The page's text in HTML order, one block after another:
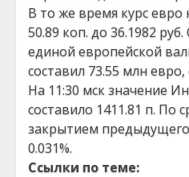
В то же время курс евро
50.89 коп. до 36.1982
единой европейской
составил 73.55 млн
На 11:30 мск значение
составило 1411.81 п. По
закрытием предыдущего
0.031%.
Ссылки по теме: